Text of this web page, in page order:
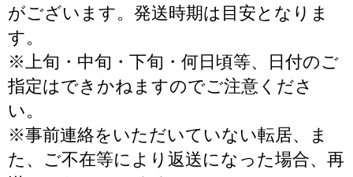
がございます。発送時期は目安となりま
す。
※上旬・中旬・下旬・何日頃等、日付のご
指定はできかねますのでご注意くださ
い。
※事前連絡をいただいていない転居、ま
た、ご不在等により返送になった場合、再